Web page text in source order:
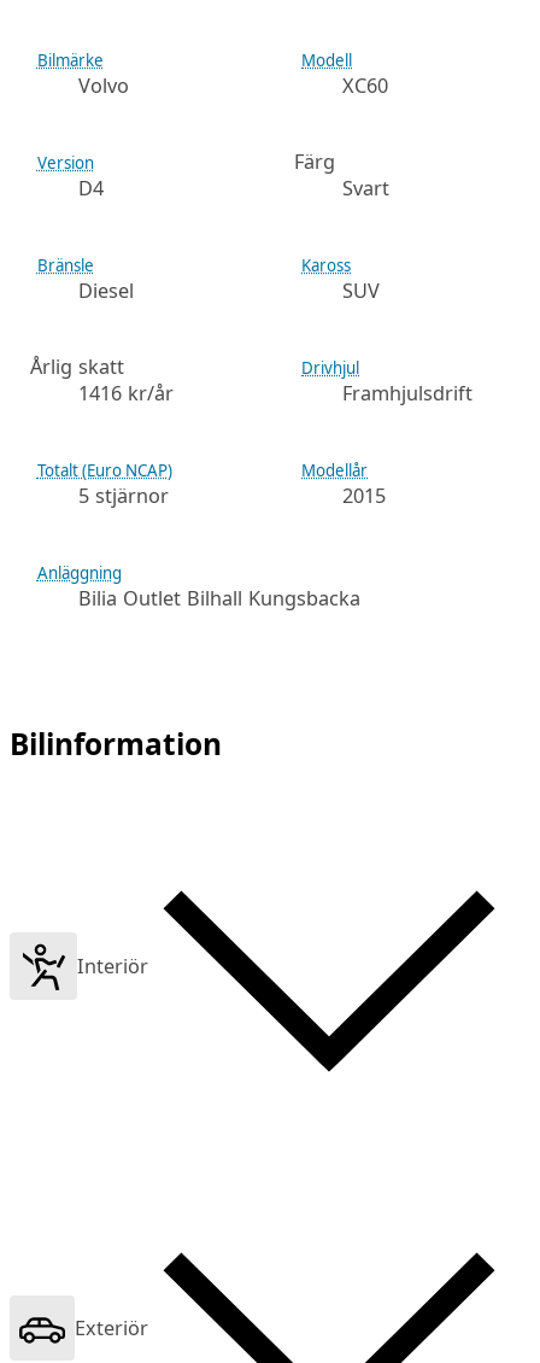
Bilmärke
Volvo
Modell
XC60
Version
D4
Färg
Svart
Bränsle
Diesel
Kaross
SUV
Årlig skatt
1416 kr/år
Drivhjul
Framhjulsdrift
Totalt (Euro NCAP)
5 stjärnor
Modellår
2015
Anläggning
Bilia Outlet Bilhall Kungsbacka
Bilinformation
Interiör
Exteriör